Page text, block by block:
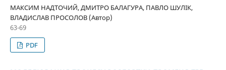
МАКСИМ НАДТОЧИЙ, ДМИТРО БАЛАГУРА, ПАВЛО ШУЛІК,
ВЛАДИСЛАВ ПРОСОЛОВ (Автор)
63-69
PDF